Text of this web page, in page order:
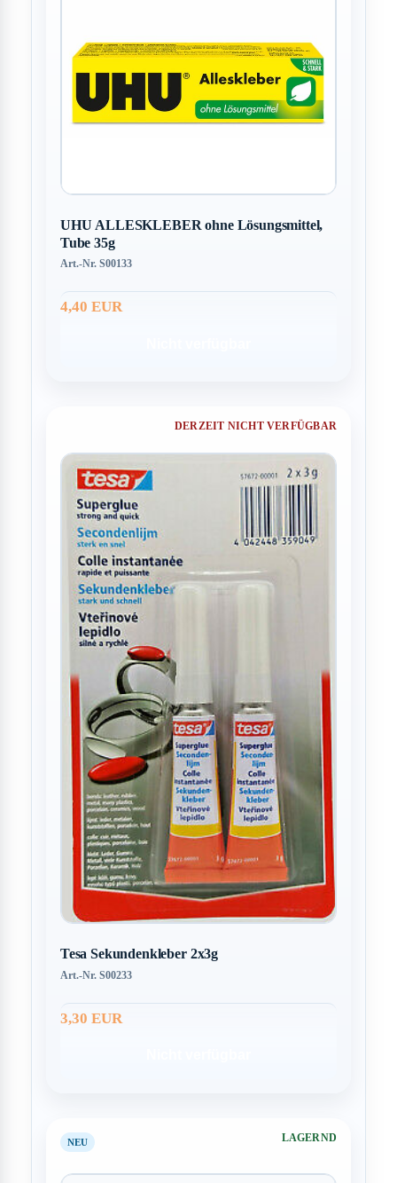
UHU ALLESKLEBER ohne Lösungsmittel,
Tube 35g
Art.-Nr. S00133
4,40 EUR
DERZEIT NICHT VERFÜGBAR
Tesa Sekundenkleber 2x3g
Art.-Nr. S00233
3,30 EUR
NEU LAGERND